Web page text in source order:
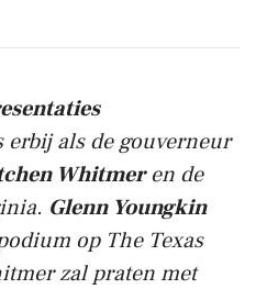
erbij als de gouverneur
Whitmeren de
Glenn Youngkin
op The Texas
zal praten met